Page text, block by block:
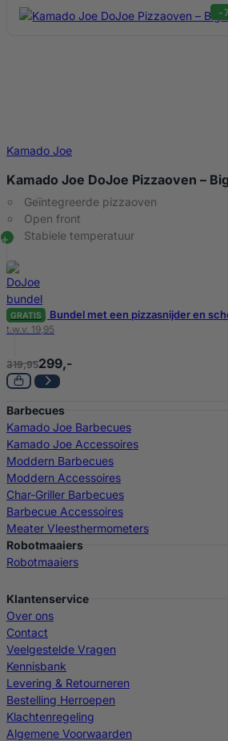
-
Kamado Joe
Kamado Joe DoJoe Pizzaoven –
Geïntegreerde pizzaoven
Open front
Stabiele temperatuur
GRATIS Bundel met een pizzasnijder en
t.w.v. 19,95
319,95299,-
Barbecues
Kamado Joe Barbecues
Kamado Joe Accessoires
Moddern Barbecues
Moddern Accessoires
Char-Griller Barbecues
Barbecue Accessoires
Meater Vleesthermometers
Robotmaaiers
Robotmaaiers
Klantenservice
Over ons
Contact
Veelgestelde Vragen
Kennisbank
Levering & Retourneren
Bestelling Herroepen
Klachtenregeling
Algemene Voorwaarden